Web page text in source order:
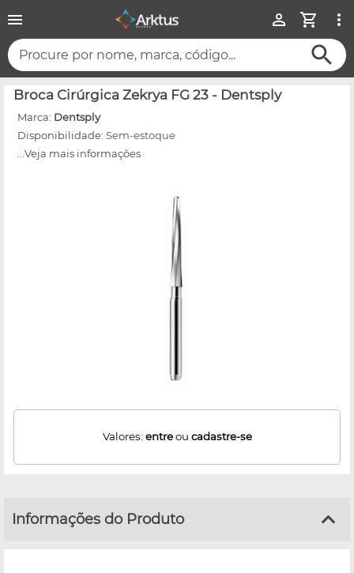
Procure por nome, marca, código...
Broca Cirúrgica Zekrya FG 23 - Dentsply
Marca: Dentsply
Disponibilidade: Sem-estoque
...Veja mais informações
Valores: entreou cadastre-se
Informações do Produto